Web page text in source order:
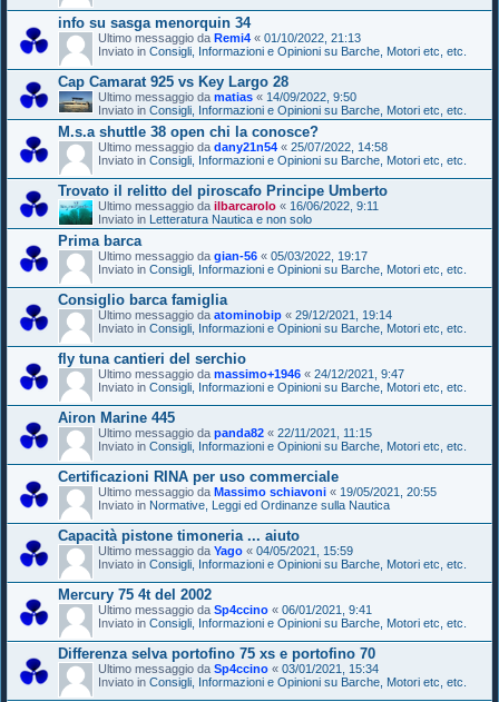
info su sasga menorquin 34
Ultimo messaggio da Remi4 « 01/10/2022, 21:13
Inviato in Consigli, Informazioni e Opinioni su Barche, Motori etc, etc.
Cap Camarat 925 vs Key Largo 28
Ultimo messaggio da matias « 14/09/2022, 9:50
Inviato in Consigli, Informazioni e Opinioni su Barche, Motori etc, etc.
M.s.a shuttle 38 open chi la conosce?
Ultimo messaggio da dany21n54 « 25/07/2022, 14:58
Inviato in Consigli, Informazioni e Opinioni su Barche, Motori etc, etc.
Trovato il relitto del piroscafo Principe Umberto
Ultimo messaggio da ilbarcarolo « 16/06/2022, 9:11
Inviato in Letteratura Nautica e non solo
Prima barca
Ultimo messaggio da gian-56 « 05/03/2022, 19:17
Inviato in Consigli, Informazioni e Opinioni su Barche, Motori etc, etc.
Consiglio barca famiglia
Ultimo messaggio da atominobip « 29/12/2021, 19:14
Inviato in Consigli, Informazioni e Opinioni su Barche, Motori etc, etc.
fly tuna cantieri del serchio
Ultimo messaggio da massimo+1946 « 24/12/2021, 9:47
Inviato in Consigli, Informazioni e Opinioni su Barche, Motori etc, etc.
Airon Marine 445
Ultimo messaggio da panda82 « 22/11/2021, 11:15
Inviato in Consigli, Informazioni e Opinioni su Barche, Motori etc, etc.
Certificazioni RINA per uso commerciale
Ultimo messaggio da Massimo schiavoni « 19/05/2021, 20:55
Inviato in Normative, Leggi ed Ordinanze sulla Nautica
Capacità pistone timoneria ... aiuto
Ultimo messaggio da Yago « 04/05/2021, 15:59
Inviato in Consigli, Informazioni e Opinioni su Barche, Motori etc, etc.
Mercury 75 4t del 2002
Ultimo messaggio da Sp4ccino « 06/01/2021, 9:41
Inviato in Consigli, Informazioni e Opinioni su Barche, Motori etc, etc.
Differenza selva portofino 75 xs e portofino 70
Ultimo messaggio da Sp4ccino « 03/01/2021, 15:34
Inviato in Consigli, Informazioni e Opinioni su Barche, Motori etc, etc.